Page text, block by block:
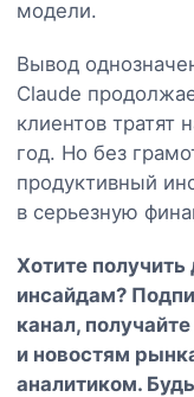
модели.
Вывод
Claude
клиентов тратят
год. Но без
продуктивный
в серьезную
Хотите
инсайдам?
канал,
и новостям
аналитиком.